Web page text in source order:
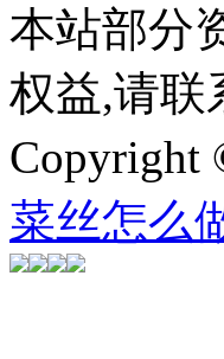
本站部分
权益,请联
Copyright
菜丝怎么